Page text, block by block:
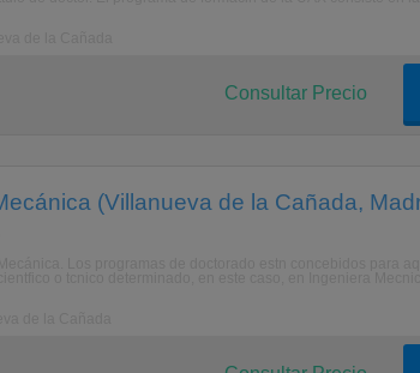
Consultar Precio
(Villanueva de la Cañada,